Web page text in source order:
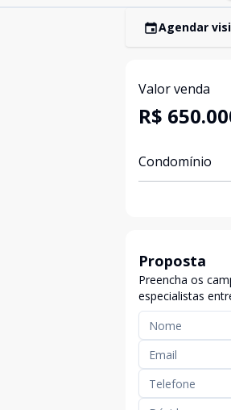
Agendar
Valor venda
R$
Condomínio
Proposta
Preencha os
especialistas